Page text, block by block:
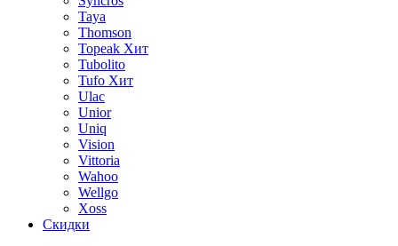
Taya
Thomson
Topeak Хит
Tubolito
Tufo Хит
Ulac
Unior
Uniq
Vision
Vittoria
Wahoo
Wellgo
Xoss
Скидки